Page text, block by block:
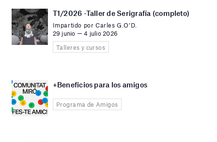
T1/2026 -Taller de Serigrafía (completo)
Impartido por Carles G.O’D.
29 junio — 4 julio 2026
Talleres y cursos
+Beneficios para los amigos
Programa de Amigos